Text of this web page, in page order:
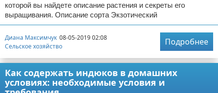
которой вы найдете описание растения и секреты его
выращивания. Описание сорта Экзотический
Диана Максимчук 08-05-2019 02:08
Сельское хозяйство
Подробнее
Как содержать индюков в домашних
условиях: необходимые условия и